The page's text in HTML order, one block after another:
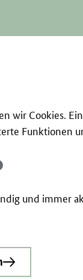
wir Cookies.
Funktionen
und immer